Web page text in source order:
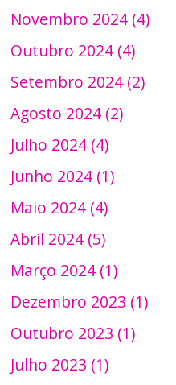
Novembro 2024 (4)
Outubro 2024 (4)
Setembro 2024 (2)
Agosto 2024 (2)
Julho 2024 (4)
Junho 2024 (1)
Maio 2024 (4)
Abril 2024 (5)
Março 2024 (1)
Dezembro 2023 (1)
Outubro 2023 (1)
Julho 2023 (1)